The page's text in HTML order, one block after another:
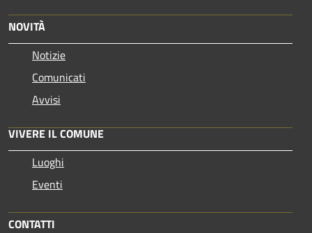
NOVITÀ
Notizie
Comunicati
Avvisi
VIVERE IL COMUNE
Luoghi
Eventi
CONTATTI